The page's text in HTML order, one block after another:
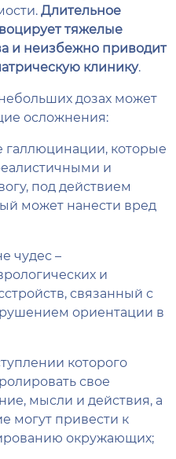
Длительное
тяжелые
и неизбежно приводит
клинику.
дозах может
осложнения:
галлюцинации, которые
и
под действием
может нанести вред
чудес –
и
связанный с
ориентации в
которого
свое
мысли и действия, а
могут привести к
окружающих;